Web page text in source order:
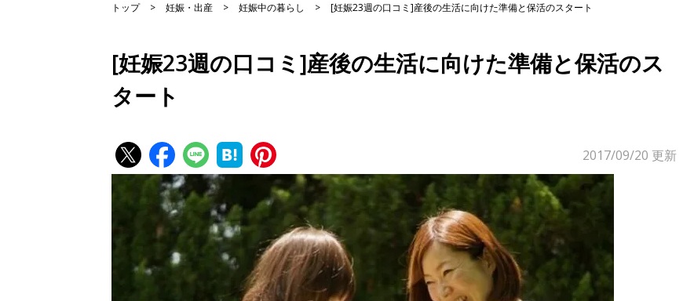
トップ 妊娠・出産 妊娠中の暮らし [妊娠23週の口コミ]産後の生活に向けた準備と保活のスタート
[妊娠23週の口コミ]産後の生活に向けた準備と保活のス
タート
2017/09/20 更新